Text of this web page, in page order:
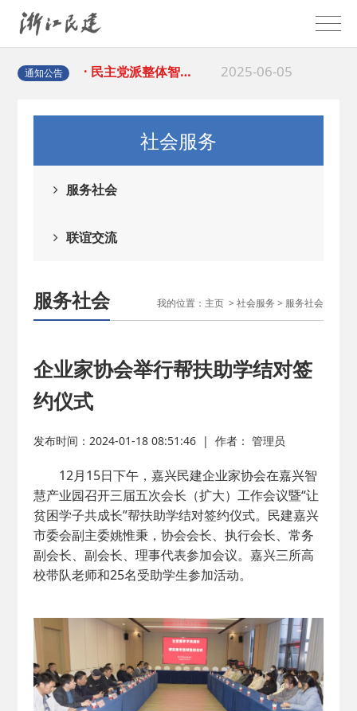
通知公告
· 中国民主建国会…
· 民主党派整体智… 2025-06-05
· 民建省委会民主… 2025-04-10
· 中国民主建国会… 2025-02-24
· 民建北仑六支部… 2026-06-18
· 中国民主建国会… 2026-02-25
· 中国民主建国会…
· 民建省委会民主… 2025-04-10
· 中国民主建国会… 2025-02-24
· 中国民主建国会… 2024-03-04
社会服务
服务社会
联谊交流
服务社会 我的位置： 主页> 社会服务 > 服务社会
企业家协会举行帮扶助学结对签
约仪式
发布时间：2024-01-18 08:51:46 |作者： 管理员
12月15日下午，嘉兴民建企业家协会在嘉兴智
慧产业园召开三届五次会长（扩大）工作会议暨“让
贫困学子共成长”帮扶助学结对签约仪式。民建嘉兴
市委会副主委姚惟秉，协会会长、执行会长、常务
副会长、副会长、理事代表参加会议。嘉兴三所高
校带队老师和25名受助学生参加活动。